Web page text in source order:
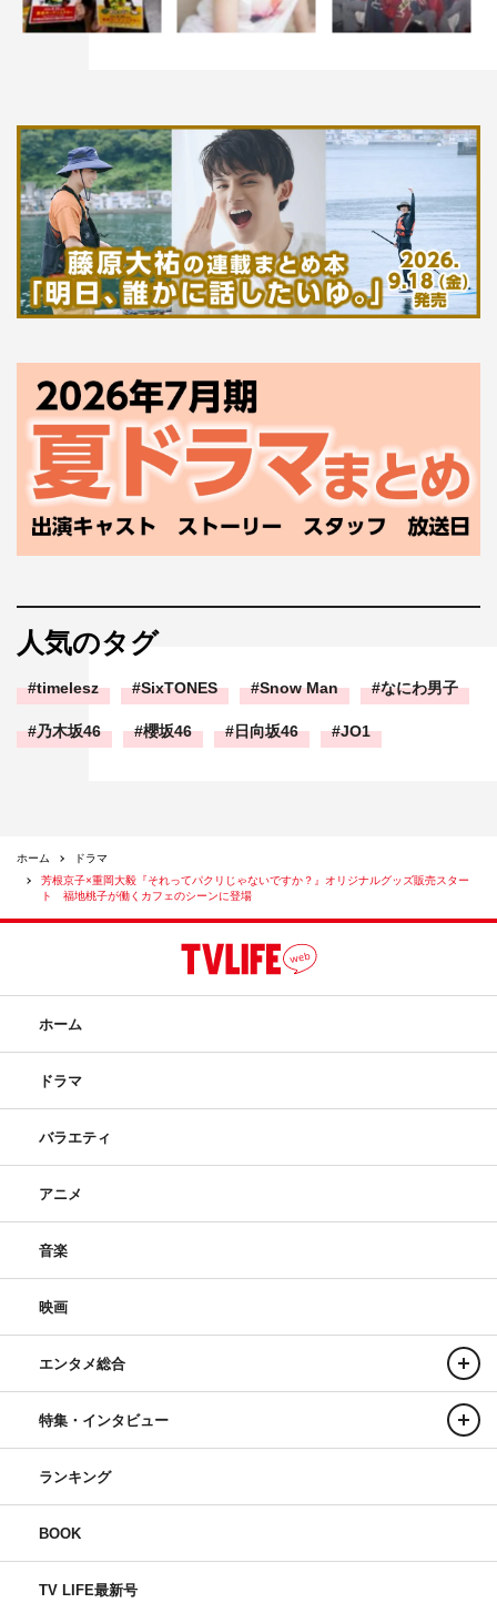
人気のタグ
timelesz SixTONES Snow Man なにわ男子
乃木坂46 櫻坂46 日向坂46 JO1
ホーム
ドラマ
芳根京子×重岡大毅『それってパクリじゃないですか？』オリジナルグッズ販売スター
ト 福地桃子が働くカフェのシーンに登場
ホーム
ドラマ
バラエティ
アニメ
音楽
映画
エンタメ総合
特集・インタビュー
ランキング
BOOK
TV LIFE最新号